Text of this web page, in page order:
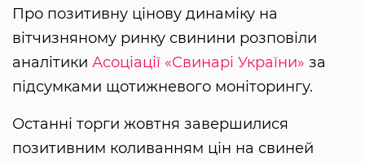
Про позитивну цінову динаміку на
вітчизняному ринку свинини розповіли
аналітики Асоціації «Свинарі України» за
підсумками щотижневого моніторингу.
Останні торги жовтня завершилися
позитивним коливанням цін на свиней